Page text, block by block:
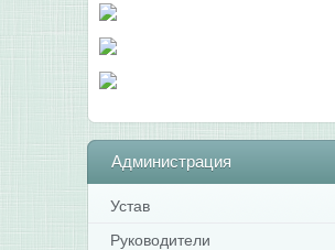
Администрация
Устав
Руководители